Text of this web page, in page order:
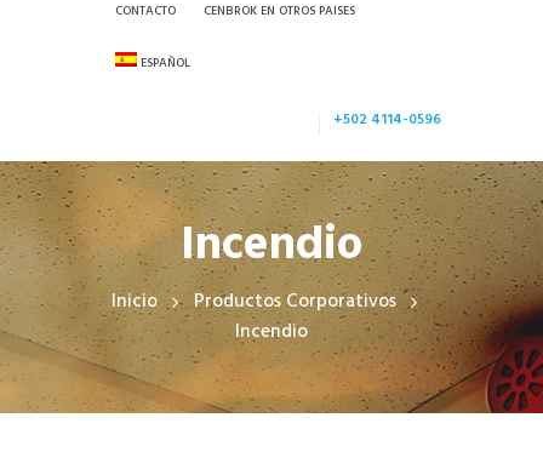
CONTACTO CENBROK EN OTROS PAISES
ESPAÑOL
+502 4114-0596
Incendio
Inicio
Productos Corporativos
Incendio